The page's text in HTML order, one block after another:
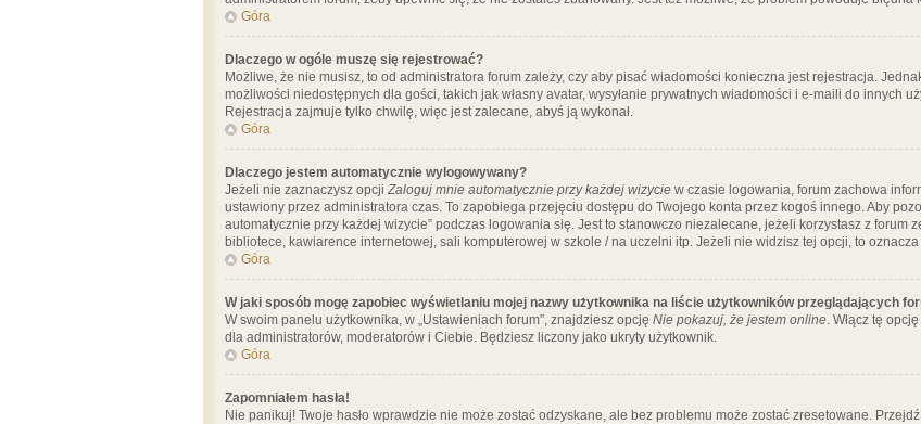
Góra
Dlaczego w ogóle muszę się rejestrować?
Możliwe, że nie musisz, to od administratora forum zależy, czy aby pisać wiadomości konieczna jest rejestracja.
możliwości niedostępnych dla gości, takich jak własny avatar, wysyłanie prywatnych wiadomości i e-maili do innych
Rejestracja zajmuje tylko chwilę, więc jest zalecane, abyś ją wykonał.
Góra
Dlaczego jestem automatycznie wylogowywany?
Jeżeli nie zaznaczysz opcji Zaloguj mnie automatycznie przy każdej wizycie w czasie logowania, forum zachowa
ustawiony przez administratora czas. To zapobiega przejęciu dostępu do Twojego konta przez kogoś innego. Aby
automatycznie przy każdej wizycie” podczas logowania się. Jest to stanowczo niezalecane, jeżeli korzystasz z forum
bibliotece, kawiarence internetowej, sali komputerowej w szkole / na uczelni itp. Jeżeli nie widzisz tej opcji, to
Góra
W jaki sposób mogę zapobiec wyświetlaniu mojej nazwy użytkownika na liście użytkowników przeglądających
W swoim panelu użytkownika, w „Ustawieniach forum”, znajdziesz opcję Nie pokazuj, że jestem online. Włącz tę
dla administratorów, moderatorów i Ciebie. Będziesz liczony jako ukryty użytkownik.
Góra
Zapomniałem hasła!
Nie panikuj! Twoje hasło wprawdzie nie może zostać odzyskane, ale bez problemu może zostać zresetowane.